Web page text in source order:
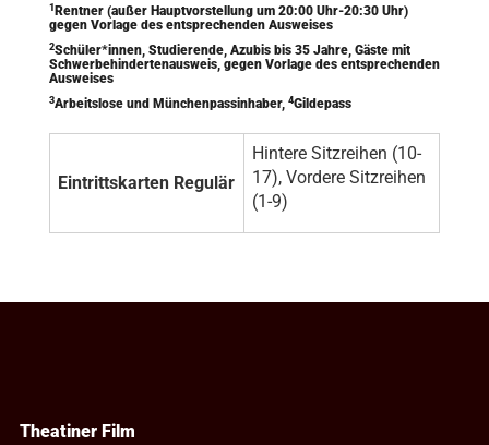
1 Rentner (außer Hauptvorstellung um 20:00 Uhr-20:30 Uhr)
gegen Vorlage des entsprechenden Ausweises
2Schüler*innen, Studierende, Azubis bis 35 Jahre, Gäste mit
Schwerbehindertenausweis, gegen Vorlage des entsprechenden
Ausweises
3Arbeitslose und Münchenpassinhaber, 4Gildepass
Eintrittskarten Regulär
Hintere Sitzreihen (10-
17), Vordere Sitzreihen
(1-9)
Theatiner Film